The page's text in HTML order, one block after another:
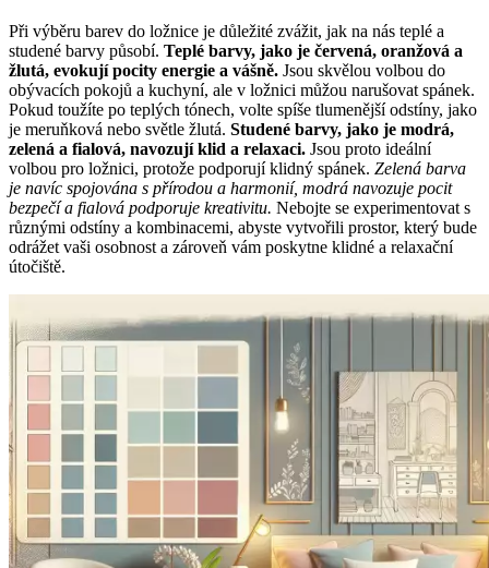
Při výběru barev do ložnice je důležité zvážit, jak na nás teplé a
studené barvy působí. Teplé barvy, jako je červená, oranžová a
žlutá, evokují pocity energie a vášně. Jsou skvělou volbou do
obývacích pokojů a kuchyní, ale v ložnici můžou narušovat spánek.
Pokud toužíte po teplých tónech, volte spíše tlumenější odstíny, jako
je meruňková nebo světle žlutá. Studené barvy, jako je modrá,
zelená a fialová, navozují klid a relaxaci. Jsou proto ideální
volbou pro ložnici, protože podporují klidný spánek. Zelená barva
je navíc spojována s přírodou a harmonií, modrá navozuje pocit
bezpečí a fialová podporuje kreativitu. Nebojte se experimentovat s
různými odstíny a kombinacemi, abyste vytvořili prostor, který bude
odrážet vaši osobnost a zároveň vám poskytne klidné a relaxační
útočiště.